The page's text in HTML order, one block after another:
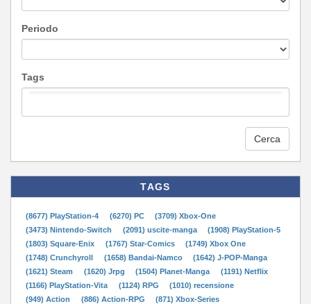
Periodo
Tags
Cerca
TAGS
(8677) PlayStation-4 (6270) PC
(3709) Xbox-One
(3473) Nintendo-Switch
(2091) uscite-manga
(1908) PlayStation-5
(1803) Square-Enix
(1767) Star-Comics
(1749) Xbox One
(1748) Crunchyroll
(1658) Bandai-Namco
(1642) J-POP-Manga
(1621) Steam
(1620) Jrpg (1504) Planet-Manga
(1191) Netflix
(1166) PlayStation-Vita
(1124) RPG
(1010) recensione
(949) Action
(886) Action-RPG
(871) Xbox-Series